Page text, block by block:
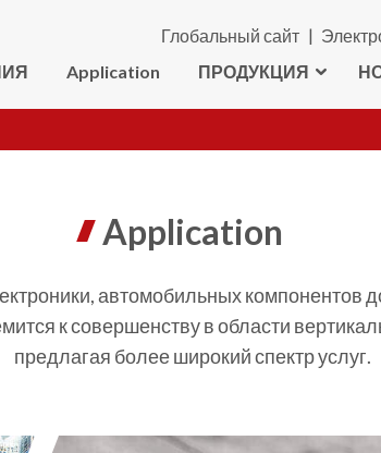
Глобальный сайт
Application ПРОДУКЦИЯ
Application
автомобильных компонентов
к совершенству в области
предлагая более широкий спектр услуг.